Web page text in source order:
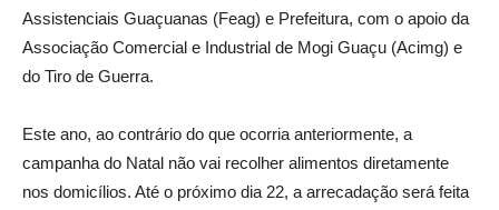
Assistenciais Guaçuanas (Feag) e Prefeitura, com o apoio da
Associação Comercial e Industrial de Mogi Guaçu (Acimg) e
do Tiro de Guerra.
Este ano, ao contrário do que ocorria anteriormente, a
campanha do Natal não vai recolher alimentos diretamente
nos domicílios. Até o próximo dia 22, a arrecadação será feita